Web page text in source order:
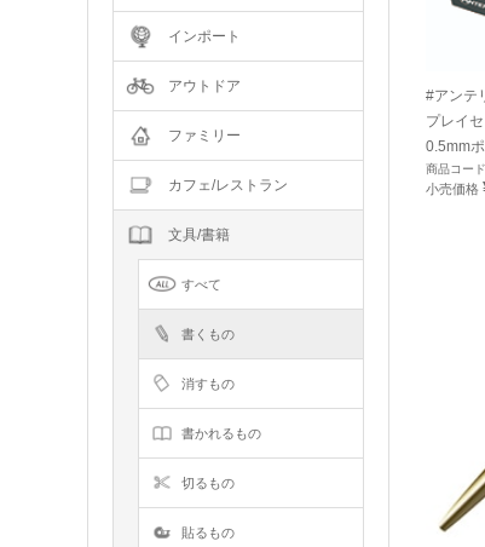
#アンテ
プレイ
0.5mm
商品コー
小売価格
インポート
アウトドア
ファミリー
カフェ/レストラン
文具/書籍
すべて
書くもの
消すもの
書かれるもの
切るもの
貼るもの